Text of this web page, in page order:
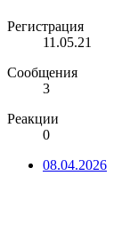
Регистрация
11.05.21
Сообщения
3
Реакции
0
08.04.2026